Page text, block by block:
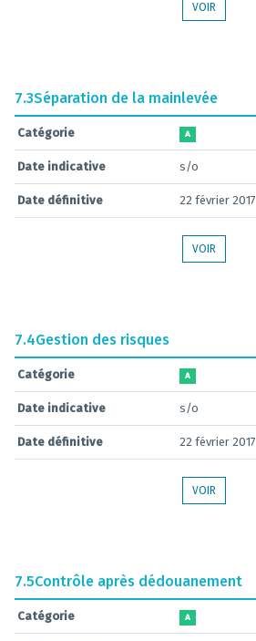
VOIR
7.3Séparation de la mainlevée
Catégorie A
Date indicative s/o
Date définitive 22 février 2017
VOIR
7.4Gestion des risques
Catégorie A
Date indicative s/o
Date définitive 22 février 2017
VOIR
7.5Contrôle après dédouanement
Catégorie A